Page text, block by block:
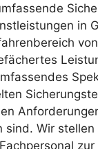
in
sind. Wir stellen
zur